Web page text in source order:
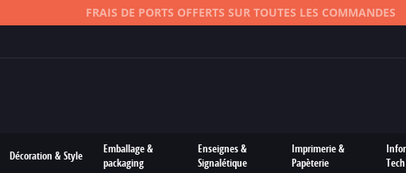
FRAIS DE PORTS OFFERTS SUR TOUTES LES COMMANDES
Décoration & Style
Emballage &
packaging
Enseignes &
Signalétique
Imprimerie &
Papèterie
Tech